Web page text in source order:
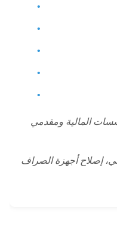
المالية ومقدمي
إصلاح أجهزة الصراف